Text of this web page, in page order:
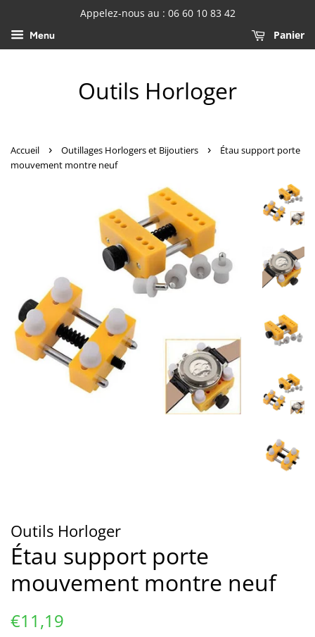
Appelez-nous au : 06 60 10 83 42
Menu Panier
Outils Horloger
Accueil › Outillages Horlogers et Bijoutiers ›
Étau support porte
mouvement montre neuf
Outils Horloger
Étau support porte
mouvement montre neuf
Prix
€11,19